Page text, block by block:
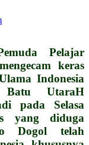
Pelajar
keras
Indonesia
Batu UtaraH
pada Selasa
yang diduga
Dogol telah